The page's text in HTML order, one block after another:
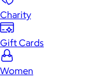
Charity
Gift Cards
Women